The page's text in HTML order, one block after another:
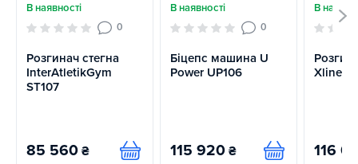
В наявності
0
Розгинач стегна
InterAtletikGym
ST107
85 560 ₴ Купити
В наявності
0
Біцепс машина U
Power UP106
115 920 ₴ Купити
В
Xline
116